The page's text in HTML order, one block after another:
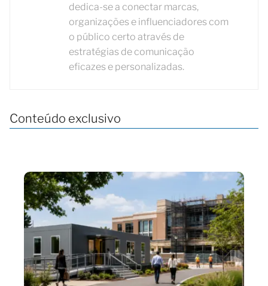
dedica-se a conectar marcas,
organizações e influenciadores com
o público certo através de
estratégias de comunicação
eficazes e personalizadas.
Conteúdo exclusivo